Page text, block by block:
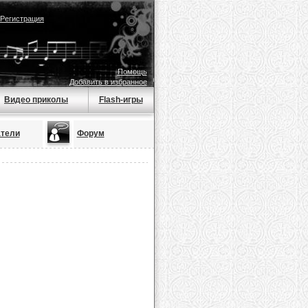
Регистрация
Помощь
Добавить в избранное
Видео приколы Flash-игры
Форум